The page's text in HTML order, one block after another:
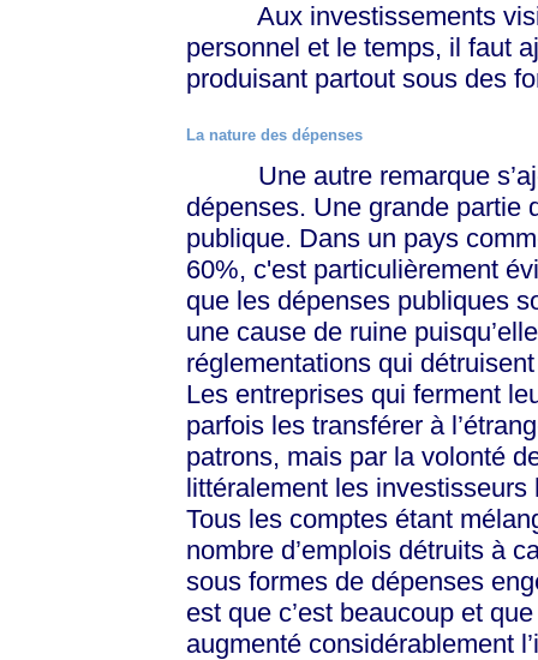
Aux investissements
personnel et le temps, il faut
produisant partout sous des
La nature des dépenses
Une autre remarque
dépenses. Une grande partie
publique. Dans un pays
60%, c'est particulièrement
que les dépenses publiques
une cause de ruine
réglementations qui
Les entreprises qui ferment
parfois les transférer à
patrons, mais par la volonté
littéralement les
Tous les comptes étant
nombre d’emplois détruits à
sous formes de dépenses
est que c’est beaucoup et
augmenté considérablement